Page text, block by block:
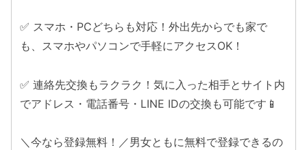
✅ スマホ・PCどちらも対応！外出先からでも家で
も、スマホやパソコンで手軽にアクセスOK！
✅ 連絡先交換もラクラク！気に入った相手とサイト内
でアドレス・電話番号・LINE IDの交換も可能です📱
＼今なら登録無料！／男女ともに無料で登録できるの